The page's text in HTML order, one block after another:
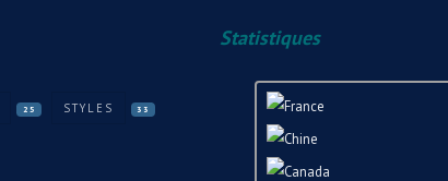
25 STYLES 33
Statistiques